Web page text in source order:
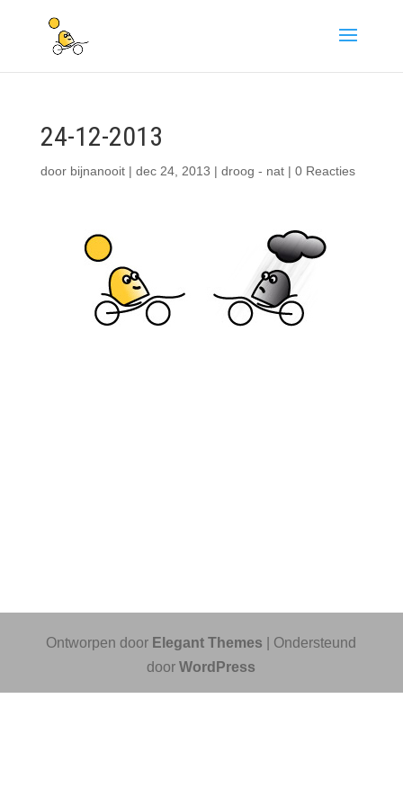
24-12-2013
door bijnanooit| dec 24, 2013 | droog - nat| 0 Reacties
Ontworpen door Elegant Themes | Ondersteund
doorWordPress